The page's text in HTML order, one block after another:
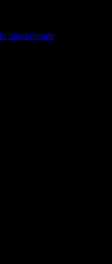
narekovanje